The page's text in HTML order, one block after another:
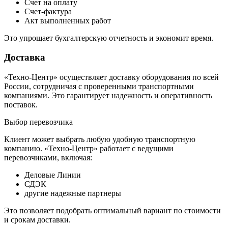
Счет на оплату
Счет-фактура
Акт выполненных работ
Это упрощает бухгалтерскую отчетность и экономит время.
Доставка
«Техно-Центр» осуществляет доставку оборудования по всей
России, сотрудничая с проверенными транспортными
компаниями. Это гарантирует надежность и оперативность
поставок.
Выбор перевозчика
Клиент может выбрать любую удобную транспортную
компанию. «Техно-Центр» работает с ведущими
перевозчиками, включая:
Деловые Линии
СДЭК
другие надежные партнеры
Это позволяет подобрать оптимальный вариант по стоимости
и срокам доставки.